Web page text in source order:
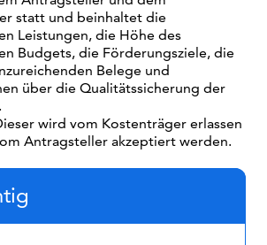
statt und beinhaltet die
Leistungen, die Höhe des
Budgets, die Förderungsziele, die
Belege und
über die Qualitätssicherung der
wird vom Kostenträger erlassen
Antragsteller akzeptiert werden.